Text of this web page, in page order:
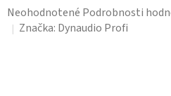
Priemerné
hodnotenie
Neohodnotené Podrobnosti
Značka: Dynaudio Profi